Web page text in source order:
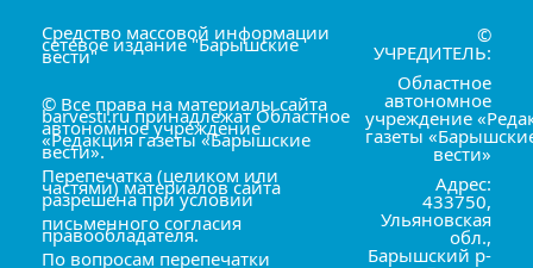
Средство массовой информации
сетевое издание "Барышские
вести"
© Все права на материалы сайта
barvesti.ru принадлежат Областное
автономное учреждение
«Редакция газеты «Барышские
вести».
Перепечатка (целиком или
частями) материалов сайта
разрешена при условии
письменного согласия
правообладателя.
По вопросам перепечатки
©
УЧРЕДИТЕЛЬ:
Областное
автономное
учреждение
газеты
вести»
Адрес:
433750,
Ульяновская
обл.,
Барышский р-